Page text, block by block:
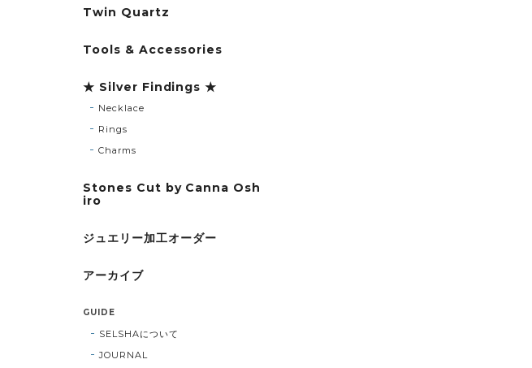
Twin Quartz
Tools & Accessories
★ Silver Findings ★
Necklace
Rings
Charms
Stones Cut by Canna Osh
iro
ジュエリー加工オーダー
アーカイブ
GUIDE
SELSHAについて
JOURNAL